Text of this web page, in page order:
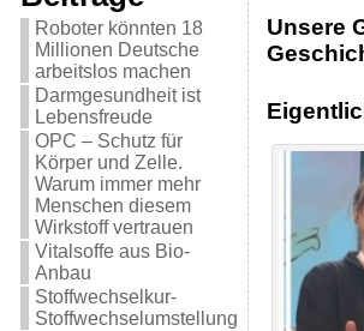
Roboter könnten 18
Millionen Deutsche
arbeitslos machen
Darmgesundheit ist
Lebensfreude
OPC – Schutz für
Körper und Zelle.
Warum immer mehr
Menschen diesem
Wirkstoff vertrauen
Vitalsoffe aus Bio-
Anbau
Stoffwechselkur-
Stoffwechselumstellung
Unsere